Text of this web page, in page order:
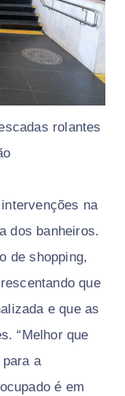
rolantes
na
dos banheiros.
de shopping,
que
e que as
“Melhor que
a
é em